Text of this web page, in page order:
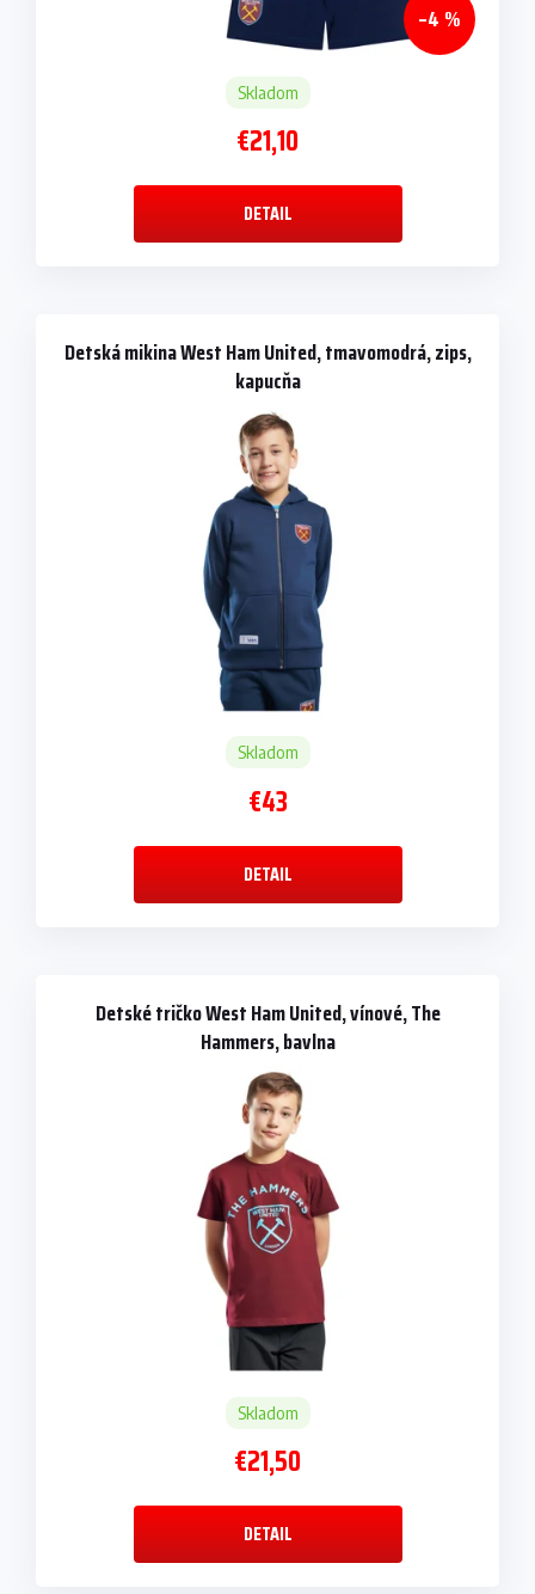
–4 %
Skladom
€21,10
DETAIL
Detská mikina West Ham United, tmavomodrá, zips,
kapucňa
Skladom
€43
DETAIL
Detské tričko West Ham United, vínové, The
Hammers, bavlna
Skladom
€21,50
DETAIL